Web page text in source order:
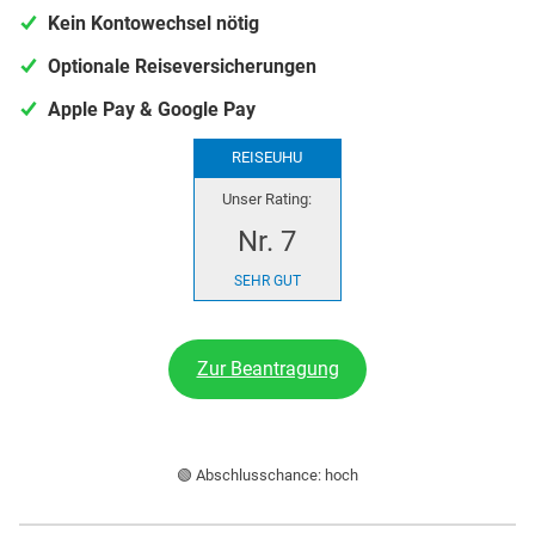
Kein Kontowechsel nötig
Optionale Reiseversicherungen
Apple Pay & Google Pay
REISEUHU
Unser Rating:
Nr. 7
SEHR GUT
Zur Beantragung
🟢 Abschlusschance: hoch